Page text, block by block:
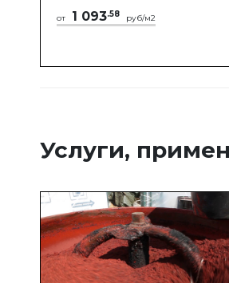
от 1 093.58 руб/м2
Услуги,